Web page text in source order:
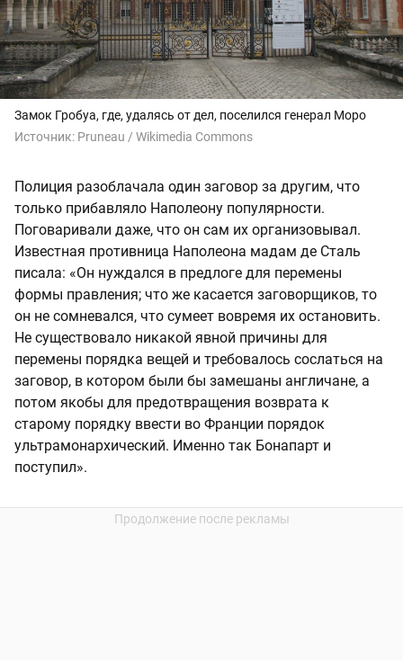
Замок Гробуа, где, удалясь от дел, поселился генерал Моро
Источник: Pruneau / Wikimedia Commons
Полиция разоблачала один заговор за другим, что
только прибавляло Наполеону популярности.
Поговаривали даже, что он сам их организовывал.
Известная противница Наполеона мадам де Сталь
писала: «Он нуждался в предлоге для перемены
формы правления; что же касается заговорщиков, то
он не сомневался, что сумеет вовремя их остановить.
Не существовало никакой явной причины для
перемены порядка вещей и требовалось сослаться на
заговор, в котором были бы замешаны англичане, а
потом якобы для предотвращения возврата к
старому порядку ввести во Франции порядок
ультрамонархический. Именно так Бонапарт и
поступил».